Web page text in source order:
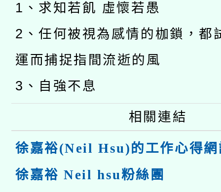
1、求知若飢 虛懷若愚
2、任何被視為感情的枷鎖，都
運而捕捉指間流逝的風
3、自強不息
相關連結
徐嘉裕(Neil Hsu)的工作心得
徐嘉裕 Neil hsu粉絲團